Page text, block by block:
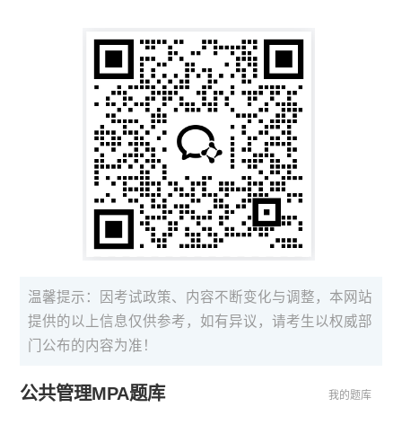
温馨提示：因考试政策、内容不断变化与调整，本网站
提供的以上信息仅供参考，如有异议，请考生以权威部
门公布的内容为准！
公共管理MPA题库 我的题库